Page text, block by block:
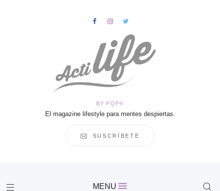
BY PQP®
El magazine lifestyle para mentes despiertas.
SUSCRÍBETE
MENU
HOME
Salud